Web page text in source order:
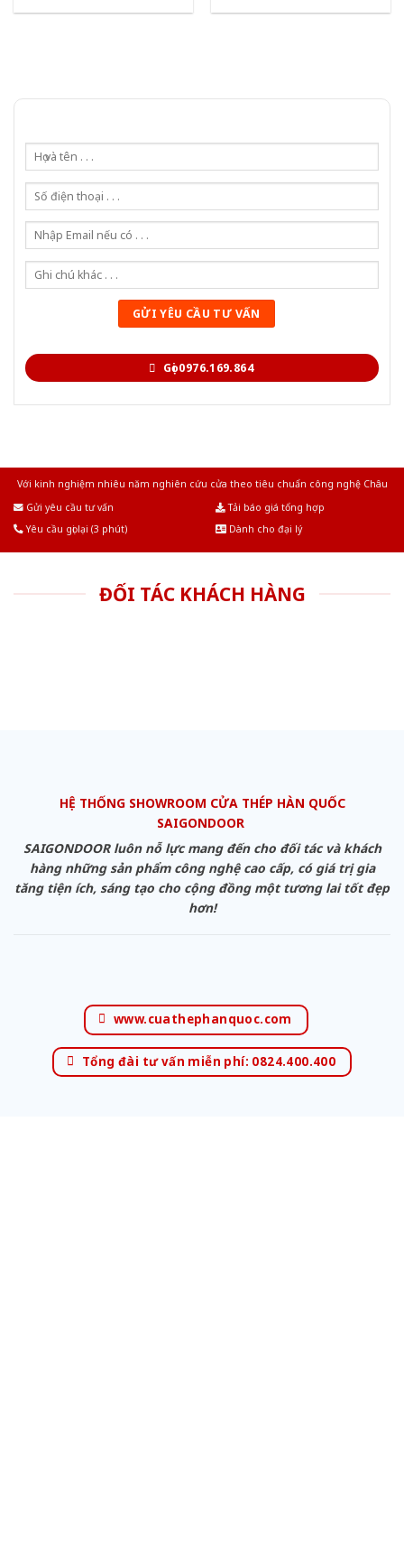
Gọi 0976.169.864
Với kinh nghiệm nhiêu năm nghiên cứu cửa theo tiêu chuẩn công nghệ Châu
Gửi yêu cầu tư vấn
Tải báo giá tổng hợp
Yêu cầu gọi lại (3 phút)
Dành cho đại lý
ĐỐI TÁC KHÁCH HÀNG
HỆ THỐNG SHOWROOM CỬA THÉP HÀN QUỐC
SAIGONDOOR
SAIGONDOOR luôn nỗ lực mang đến cho đối tác và khách
hàng những sản phẩm công nghệ cao cấp, có giá trị gia
tăng tiện ích, sáng tạo cho cộng đồng một tương lai tốt đẹp
hơn!
www.cuathephanquoc.com
Tổng đài tư vấn miễn phí: 0824.400.400